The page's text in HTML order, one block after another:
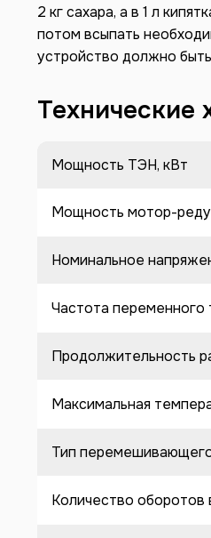
2 кг сахара, а в 1 л
потом всыпать
устройство должно
Технические
Мощность ТЭН, кВт
Мощность мотор-
Номинальное
Частота переменного
Продолжительность
Максимальная
Тип
Количество оборотов